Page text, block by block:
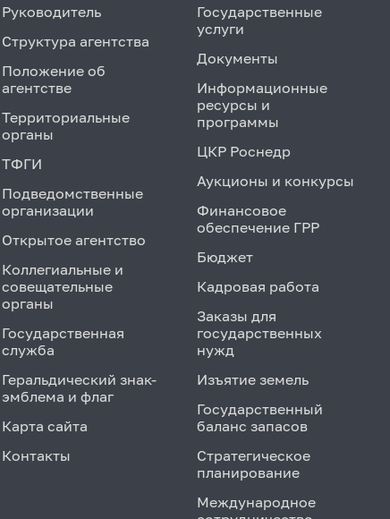
Руководитель
Структура агентства
Положение об
агентстве
Территориальные
органы
ТФГИ
Подведомственные
организации
Открытое агентство
Коллегиальные и
совещательные
органы
Государственная
служба
Геральдический знак-
эмблема и флаг
Карта сайта
Контакты
Государственные
услуги
Документы
Информационные
ресурсы и
программы
ЦКР Роснедр
Аукционы и конкурсы
Финансовое
обеспечение ГРР
Бюджет
Кадровая работа
Заказы для
государственных
нужд
Изъятие земель
Государственный
баланс запасов
Стратегическое
планирование
Международное